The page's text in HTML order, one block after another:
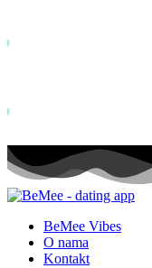
BeMee Vibes
O nama
Kontakt